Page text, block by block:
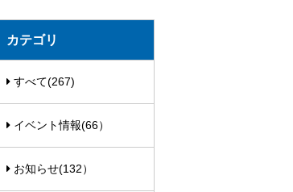
カテゴリ
すべて(267)
イベント情報(66）
お知らせ(132）